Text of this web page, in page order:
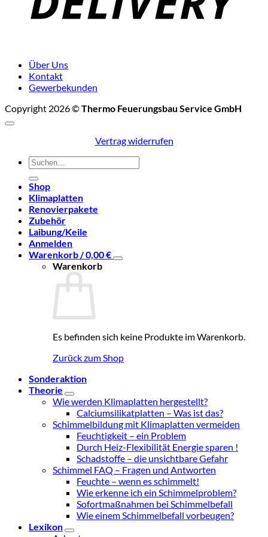
Über Uns
Kontakt
Gewerbekunden
Copyright 2026 ©Thermo Feuerungsbau Service GmbH
Vertrag widerrufen
Suchen
nach:
Shop
Klimaplatten
Renovierpakete
Zubehör
Laibung/Keile
Anmelden
Warenkorb /0,00€
Warenkorb
Es befinden sich keine Produkte im Warenkorb.
Zurück zum Shop
Sonderaktion
Theorie
Wie werden Klimaplatten hergestellt?
Calciumsilikatplatten – Was ist das?
Schimmelbildung mit Klimaplatten vermeiden
Feuchtigkeit – ein Problem
Durch Heiz-Flexibilität Energie sparen !
Schadstoffe – die unsichtbare Gefahr
Schimmel FAQ – Fragen und Antworten
Feuchte – wenn es schimmelt!
Wie erkenne ich ein Schimmelproblem?
Sofortmaßnahmen bei Schimmelbefall
Wie einem Schimmelbefall vorbeugen?
Lexikon